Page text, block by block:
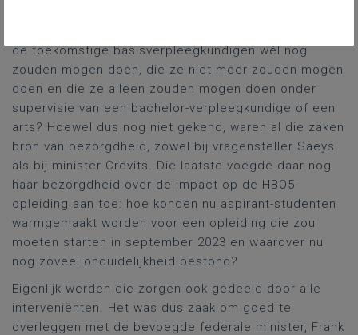
de toekomstige basisverpleegkundigen wél nog
zouden mogen doen, die ze niet meer zouden mogen
doen en die ze alleen zouden mogen doen onder
supervisie van een bachelor-verpleegkundige of een
arts? Hoewel dus nog niet gekend, waren al die zaken
bron van bezorgdheid, zowel bij vragensteller Saeys
als bij minister Crevits. Die laatste voegde daar nog
haar bezorgdheid over de impact op de HBO5-
opleiding aan toe: hoe konden nu aspirant-studenten
warmgemaakt worden voor een opleiding die zou
moeten starten in september 2023 en waarover nu
nog zoveel onduidelijkheid bestond?
Eigenlijk werden die zorgen ook gedeeld door alle
interveniënten. Het was dus zaak om goed te
overleggen met de bevoegde federale minister, Frank